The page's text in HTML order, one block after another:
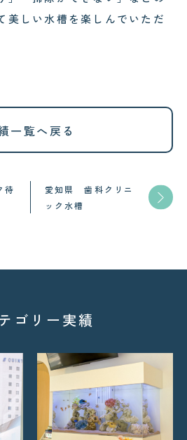
美しい水槽を楽しんでいただ
一覧へ戻る
待
愛知県 歯科クリニ
ック水槽
ゴリー実績